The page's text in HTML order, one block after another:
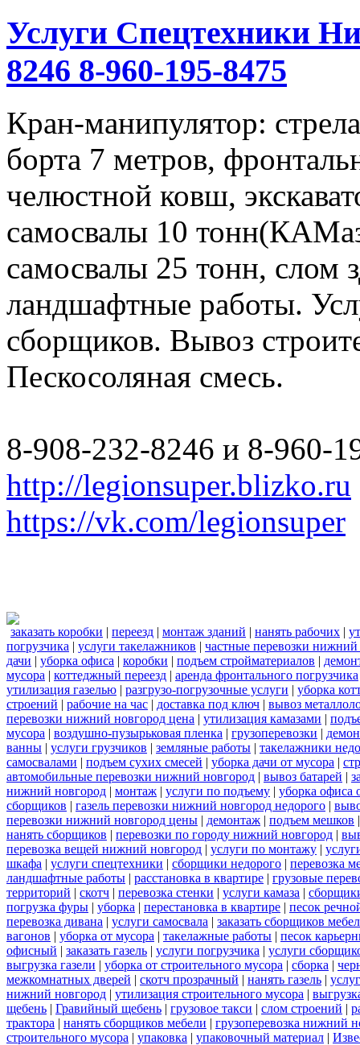
Услуги Спецтехники
8246 8-960-195-8475
Кран-манипулятор:
борта 7 метров,
челюстной ковш,
самосвалы 10
самосвалы 25 тонн, слом
ландшафтные работы.
сборщиков. Вывоз
Пескосоляная смесь.
8-908-232-8246 и 8-960-
http://legionsuper.blizko.ru
https://vk.com/legionsuper
заказать коробки | переезд | монтаж зданий | нанять рабочих |
погрузчика | услуги такелажников | частные перевозки нижний
дачи | уборка офиса | коробки | подъем стройматериалов |
мусора | коттеджный переезд | аренда фронтального погрузчика
утилизация газелью | разгрузо-погрузочные услуги | уборка
строений | рабочие на час | доставка под ключ | вывоз
перевозки нижний новгород цена | утилизация камазами |
мусора | воздушно-пузырьковая пленка | грузоперевозки |
ванны | услуги грузчиков | земляные работы | такелажники
самосвалами | подъем сухих смесей | уборка дачи от мусора |
автомобильные перевозки нижний новгород | вывоз батарей |
нижний новгород | монтаж | услуги по подъему | уборка офиса
сборщиков | газель перевозки нижний новгород недорого |
перевозки нижний новгород цены | демонтаж | подъем мешков
нанять сборщиков | перевозки по городу нижний новгород |
перевозка вещей нижний новгород | услуги по монтажу |
шкафа | услуги спецтехники | сборщики недорого | перевозка
ландшафтные работы | расстановка в квартире | грузовые
территорий | скотч | перевозка стенки | услуги камаза |
погрузка фуры | уборка | перестановка в квартире | песок
перевозка дивана | услуги самосвала | заказать сборщиков
вагонов | уборка от мусора | такелажные работы | песок
офисный | заказать газель | услуги погрузчика | услуги
выгрузка газели | уборка от строительного мусора | сборка |
межкомнатных дверей | скотч прозрачный | нанять газель |
нижний новгород | утилизация строительного мусора |
щебень | Гравийный щебень | грузовое такси | слом строений |
трактора | нанять сборщиков мебели | грузоперевозка нижний
строительного мусора | упаковка | упаковочный материал |